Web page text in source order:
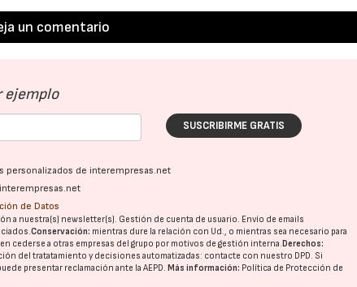
un comentario
ejemplo
SUSCRIBIRME GRATIS
personalizados de interempresas.net
de Datos
a nuestra(s) newsletter(s). Gestión de cuenta de usuario. Envío de emails
Conservación: mientras dure la relación con Ud., o mientras sea necesario para
cederse a otras empresas del grupo por motivos de gestión interna. Derechos:
del tratatamiento y decisiones automatizadas: contacte con nuestro DPD. Si
presentar reclamación ante laAEPD. Más información: Política de Protección de